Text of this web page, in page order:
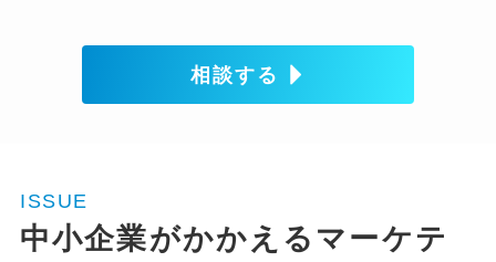
相談する
ISSUE
中小企業がかかえるマーケテ